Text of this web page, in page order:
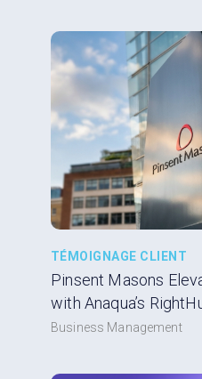
TÉMOIGNAGE CLIENT
Pinsent Masons
with Anaqua’s
Business Management